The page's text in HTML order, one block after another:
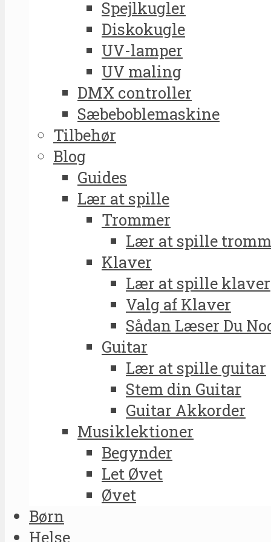
Spejlkugler
Diskokugle
UV-lamper
UV maling
DMX controller
Sæbeboblemaskine
Tilbehør
Blog
Guides
Lær at spille
Trommer
Lær at spille
Klaver
Lær at spille klaver
Valg af Klaver
Sådan Læser Du
Guitar
Lær at spille guitar
Stem din Guitar
Guitar Akkorder
Musiklektioner
Begynder
Let Øvet
Øvet
Børn
Helse